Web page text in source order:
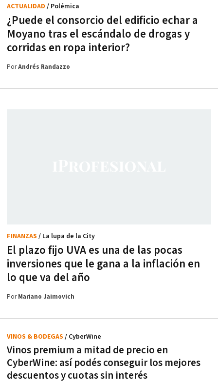
¿Puede el consorcio del edificio echar a
Moyano tras el escándalo de drogas y
corridas en ropa interior?
ACTUALIDAD / Polémica
PorAndrés Randazzo
El plazo fijo UVA es una de las pocas
inversiones que le gana a la inflación en
lo que va del año
FINANZAS / La lupa de la City
PorMariano Jaimovich
Vinos premium a mitad de precio en
CyberWine: así podés conseguir los mejores
descuentos y cuotas sin interés
VINOS & BODEGAS / CyberWine